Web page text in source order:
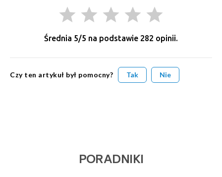
grade grade grade grade grade
Średnia 5/5 na podstawie 282 opinii.
Czy ten artykuł był pomocny? Tak Nie
PORADNIKI